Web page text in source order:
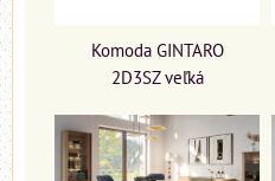
Komoda GINTARO
2D3SZ veľká